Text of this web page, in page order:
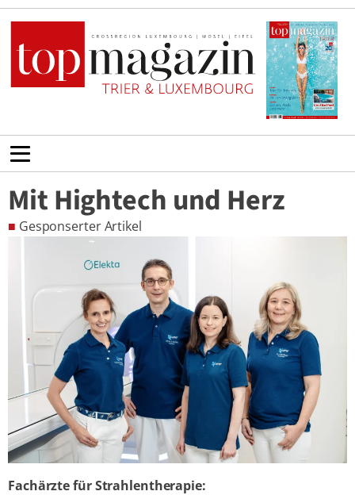
Mit Hightech und Herz
■ Gesponserter Artikel
Fachärzte für Strahlentherapie: